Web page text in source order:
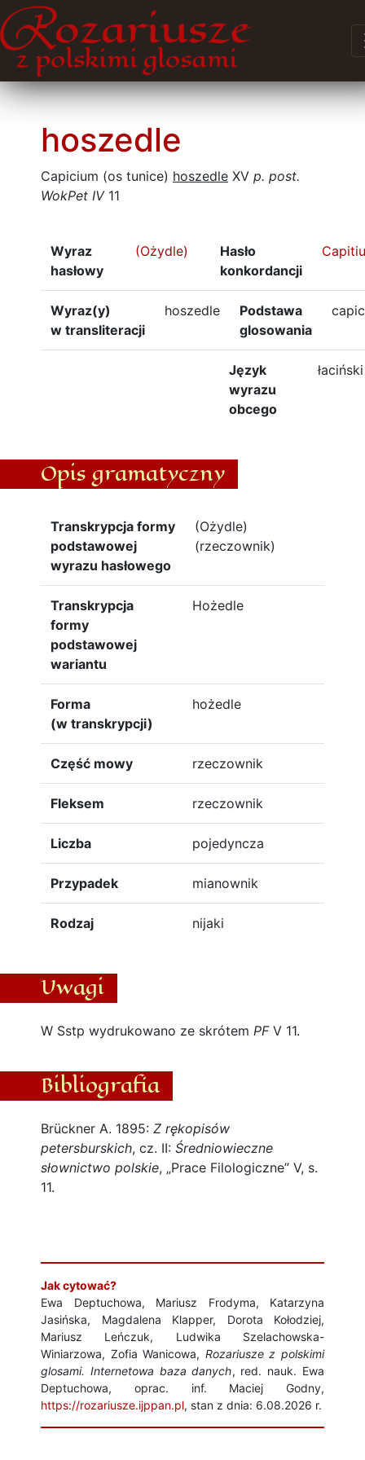
hoszedle
Capicium (os tunice) hoszedle XV p. post.
WokPet IV11
Wyraz
hasłowy
(Ożydle)
Hasło
konkordancji
Wyraz(y)
w transliteracji
hoszedle
Podstawa
glosowania
Język
wyrazu
obcego
łaciński
Opis gramatyczny
Transkrypcja formy
podstawowej
wyrazu hasłowego
(Ożydle)
(rzeczownik)
Transkrypcja
formy
podstawowej
wariantu
Hożedle
Forma
(w transkrypcji)
hożedle
Część mowy rzeczownik
Fleksem rzeczownik
Liczba pojedyncza
Przypadek mianownik
Rodzaj nijaki
Uwagi
W Sstp wydrukowano ze skrótem PFV 11.
Bibliografia
Brückner A. 1895: Z rękopisów
petersburskich, cz. II: Średniowieczne
słownictwo polskie, „Prace Filologiczne” V, s.
11.
Jak cytować?
Ewa Deptuchowa, Mariusz Frodyma, Katarzyna
Jasińska, Magdalena Klapper, Dorota Kołodziej,
Mariusz Leńczuk, Ludwika Szelachowska-
Winiarzowa, Zofia Wanicowa, Rozariusze z polskimi
glosami. Internetowa baza danych, red. nauk. Ewa
Deptuchowa, oprac. inf. Maciej Godny,
https://rozariusze.ijppan.pl, stan z dnia: 6.08.2026 r.